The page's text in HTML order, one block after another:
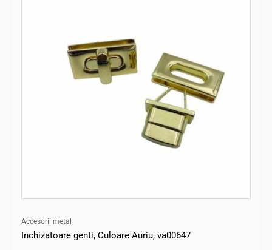
Accesorii metal
Inchizatoare genti, Culoare Auriu, va00647